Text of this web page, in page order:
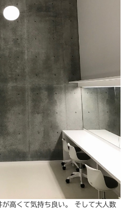
が高くて気持ち良い。 そして大人数